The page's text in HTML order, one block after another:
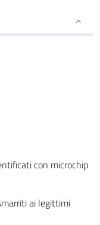
con microchip
ai legittimi